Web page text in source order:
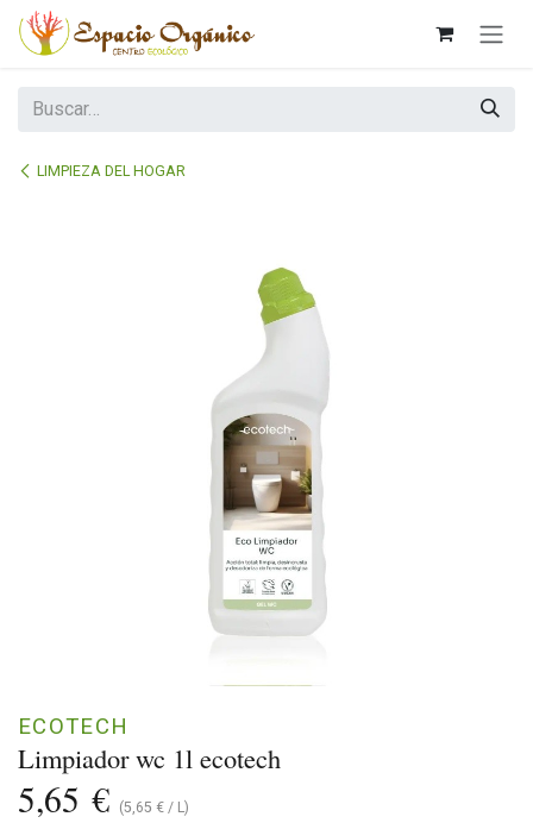
Ir al contenido
LIMPIEZA DEL HOGAR
Limpiador wc 1l ecotech
ECOTECH
5,65 € (5,65 € / L )